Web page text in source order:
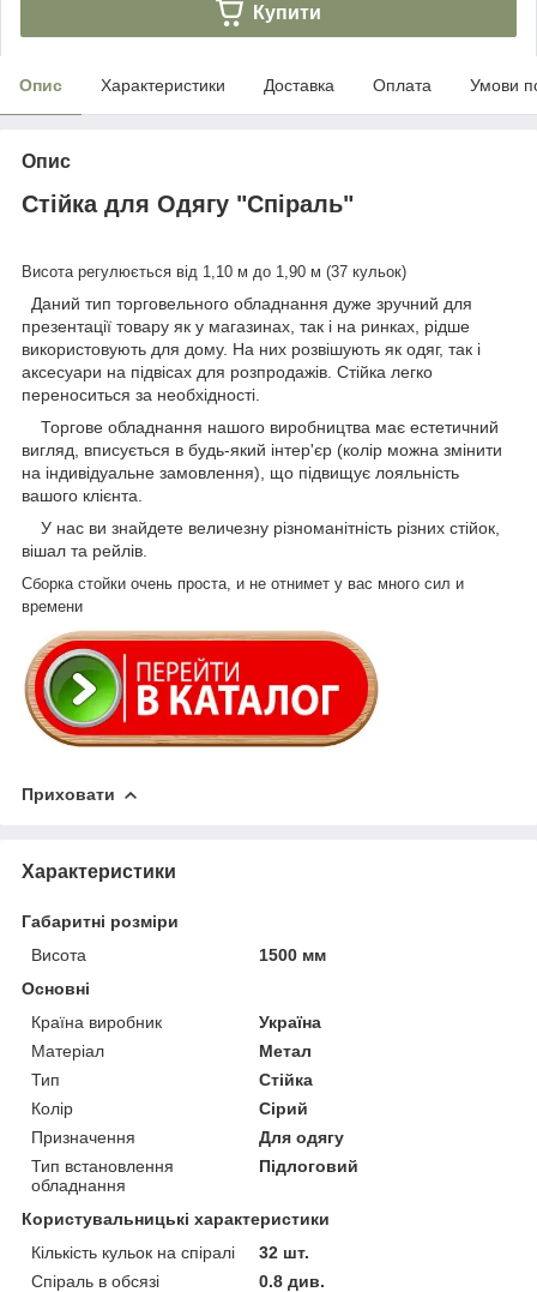
Купити
Опис Характеристики Доставка Оплата Умови
Опис
Стійка для Одягу "Спіраль"
Висота регулюється від 1,10 м до 1,90 м (37 кульок)
Даний тип торговельного обладнання дуже зручний для
презентації товару як у магазинах, так і на ринках, рідше
використовують для дому. На них розвішують як одяг, так і
аксесуари на підвісах для розпродажів. Стійка легко
переноситься за необхідності.
Торгове обладнання нашого виробництва має естетичний
вигляд, вписується в будь-який інтер'єр (колір можна змінити
на індивідуальне замовлення), що підвищує лояльність
вашого клієнта.
У нас ви знайдете величезну різноманітність різних стійок,
вішал та рейлів.
Сборка стойки очень проста, и не отнимет у вас много сил и
времени
Приховати
Характеристики
Габаритні розміри
Висота
1500 мм
Основні
Країна виробник
Україна
Матеріал
Метал
Тип
Стійка
Колір
Сірий
Призначення
Для одягу
Тип встановлення
обладнання
Підлоговий
Користувальницькі характеристики
Кількість кульок на спіралі
32 шт.
Спіраль в обсязі
0.8 див.